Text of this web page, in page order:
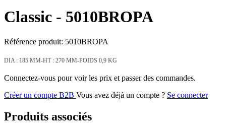
Classic - 5010BROPA
Référence produit: 5010BROPA
DIA : 185 MM-HT : 270 MM-POIDS 0,9 KG
Connectez-vous pour voir les prix et passer des commandes.
Créer un compte B2B Vous avez déjà un compte ? Se connecter
Produits associés